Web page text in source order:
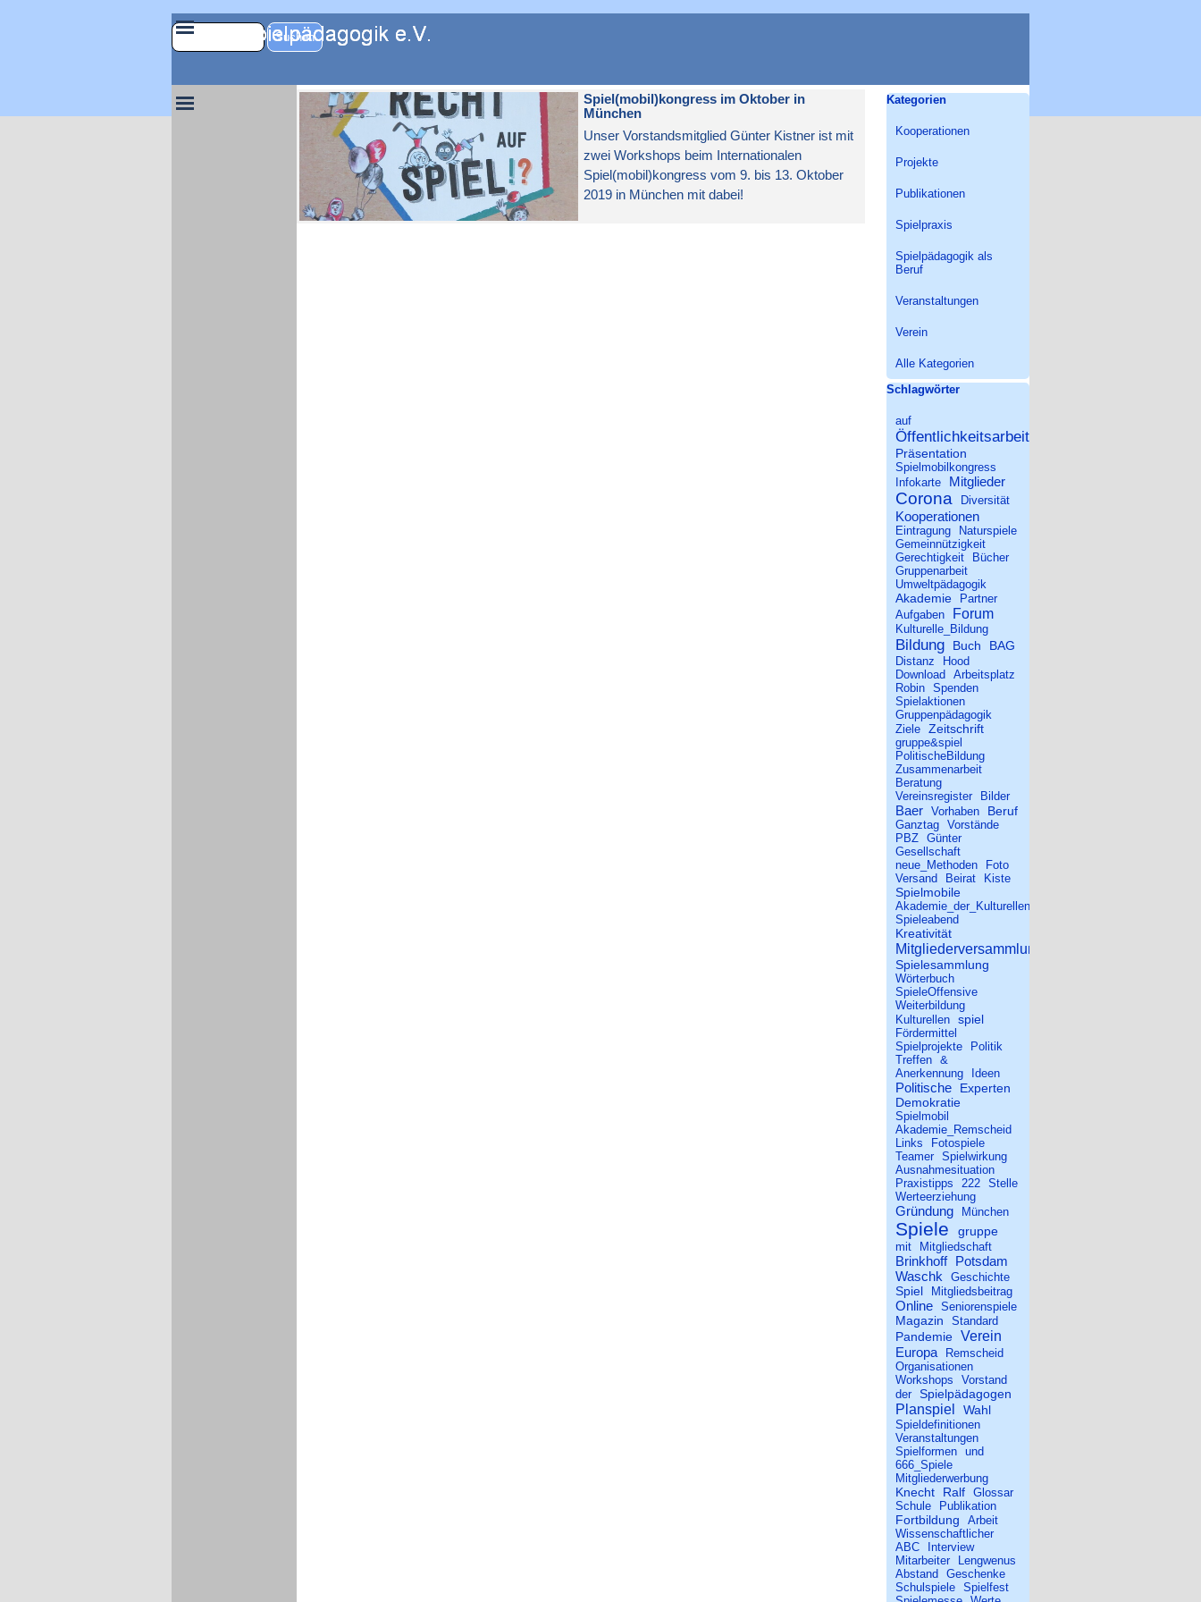
Menü überspringen
Suchen
Menü überspringen
Spiel(mobil)kongress im Oktober in
München
Unser Vorstandsmitglied Günter Kistner ist mit
zwei Workshops beim Internationalen
Spiel(mobil)kongress vom 9. bis 13. Oktober
2019 in München mit dabei!
Block überspringen Kategorien
Kategorien
Kooperationen
Projekte
Publikationen
Spielpraxis
Spielpädagogik als
Beruf
Veranstaltungen
Verein
Alle Kategorien
Block überspringen Schlagwörter
Schlagwörter
auf
Öffentlichkeitsarbeit
Präsentation
Spielmobilkongress
Infokarte
Mitglieder
Corona Diversität
Kooperationen
Eintragung
Naturspiele
Gemeinnützigkeit
Gerechtigkeit
Bücher
Gruppenarbeit
Umweltpädagogik
Akademie
Partner
Aufgaben
Forum
Kulturelle_Bildung
Bildung Buch BAG
Distanz
Hood
Download
Arbeitsplatz
Robin Spenden
Spielaktionen
Gruppenpädagogik
Ziele Zeitschrift
gruppe&spiel
PolitischeBildung
Zusammenarbeit
Beratung
Vereinsregister
Bilder
Baer Vorhaben Beruf
Ganztag Vorstände
PBZ Günter
Gesellschaft
neue_Methoden
Foto
Versand
Beirat Kiste
Spielmobile
Akademie_der_Kulturellen_Bildung
Spieleabend
Kreativität
Mitgliederversammlung
Spielesammlung
Wörterbuch
SpieleOffensive
Weiterbildung
Kulturellen spiel
Fördermittel
Spielprojekte
Politik
Treffen &
Anerkennung
Ideen
Politische
Experten
Demokratie
Spielmobil
Akademie_Remscheid
Links
Fotospiele
Teamer Spielwirkung
Ausnahmesituation
Praxistipps
222 Stelle
Werteerziehung
Gründung München
Spiele gruppe
mit Mitgliedschaft
Brinkhoff Potsdam
Waschk
Geschichte
Spiel Mitgliedsbeitrag
Online Seniorenspiele
Magazin Standard
Pandemie Verein
Europa
Remscheid
Organisationen
Workshops
Vorstand
der Spielpädagogen
Planspiel Wahl
Spieldefinitionen
Veranstaltungen
Spielformen und
666_Spiele
Mitgliederwerbung
Knecht Ralf Glossar
Schule
Publikation
Fortbildung
Arbeit
Wissenschaftlicher
ABC
Interview
Mitarbeiter
Lengwenus
Abstand
Geschenke
Schulspiele Spielfest